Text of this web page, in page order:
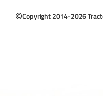
Copyright 2014-2026